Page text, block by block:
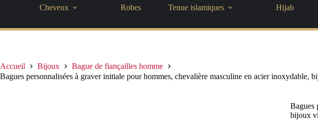
Cheveux Robes Tenue islamiques Hijab
Accueil Bijoux
Bague de fiançailles homme
Bagues personnalisées à graver initiale pour hommes, chevalière masculine en acier inoxydable,
Bagues
bijoux